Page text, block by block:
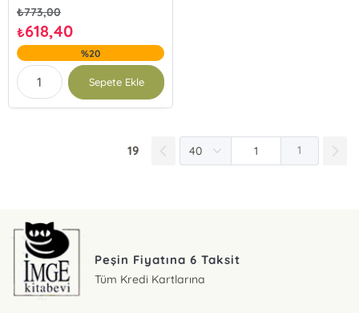
₺773,00
₺618,40
%20
Sepete Ekle
19 1
Peşin Fiyatına 6 Taksit
Tüm Kredi Kartlarına